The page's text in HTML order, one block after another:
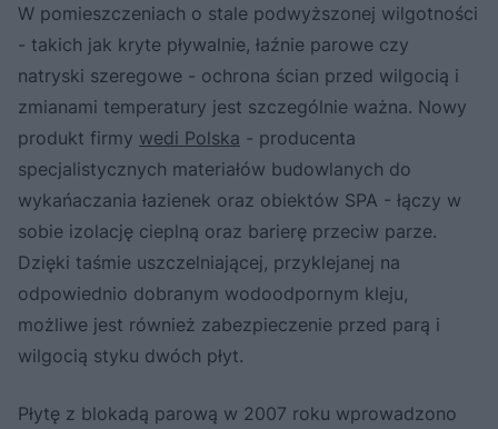
W pomieszczeniach o stale podwyższonej wilgotności
- takich jak kryte pływalnie, łaźnie parowe czy
natryski szeregowe - ochrona ścian przed wilgocią i
zmianami temperatury jest szczególnie ważna. Nowy
produkt firmy wedi Polska - producenta
specjalistycznych materiałów budowlanych do
wykańaczania łazienek oraz obiektów SPA - łączy w
sobie izolację cieplną oraz barierę przeciw parze.
Dzięki taśmie uszczelniającej, przyklejanej na
odpowiednio dobranym wodoodpornym kleju,
możliwe jest również zabezpieczenie przed parą i
wilgocią styku dwóch płyt.
Płytę z blokadą parową w 2007 roku wprowadzono